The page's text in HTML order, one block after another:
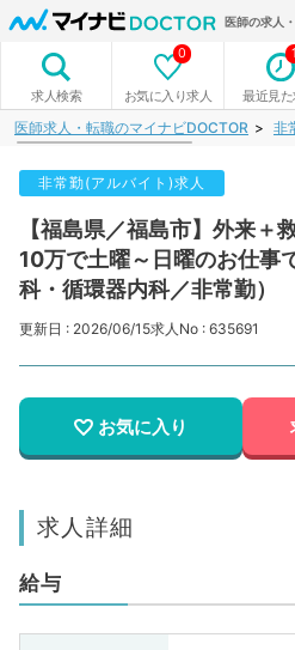
医師の求人
求人検索 お気に入り求人
0
最近見た
1
医師求人・転職のマイナビDOCTOR 非
非常勤(アルバイト)求人
【福島県／福島市】外来＋
10万で土曜～日曜のお仕事
科・循環器内科／非常勤）
更新日 : 2026/06/15求人No : 635691
お気に入り
求人詳細
給与